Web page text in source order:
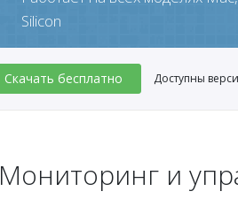
Silicon
Скачать бесплатно Доступны
Мониторинг и